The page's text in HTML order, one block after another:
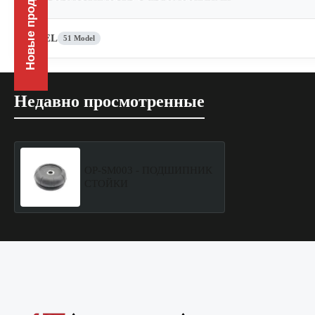
OPEL 51 Model
Недавно просмотренные